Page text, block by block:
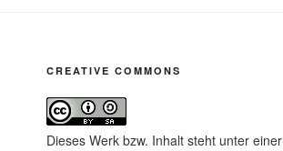
CREATIVE COMMONS
Dieses Werk bzw. Inhalt steht unter einer